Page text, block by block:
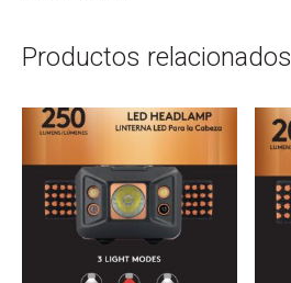
Productos relacionados